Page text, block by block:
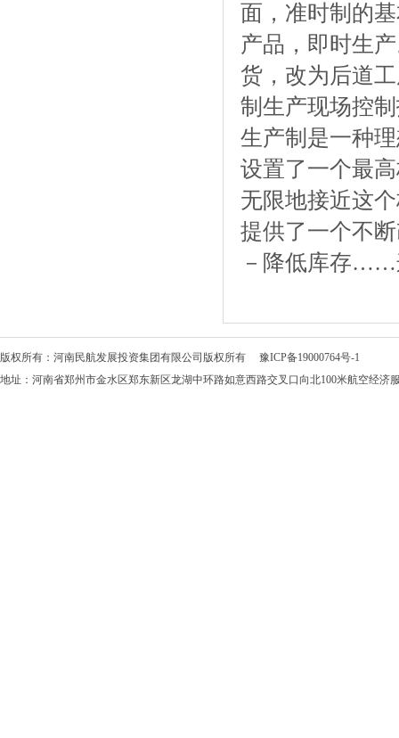
面，准时制的
产品，即时生
货，改为后道
制生产现场控
生产制是一种
设置了一个最
无限地接近这
提供了一个不
－降低库存……
版权所有：河南民航发展投资集团有限公司版权所有 豫ICP备19000764号-1
地址：河南省郑州市金水区郑东新区龙湖中环路如意西路交叉口向北100米航空经济